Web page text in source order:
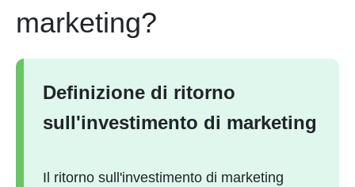
marketing?
Definizione di ritorno
sull'investimento di marketing
Il ritorno sull'investimento di marketing